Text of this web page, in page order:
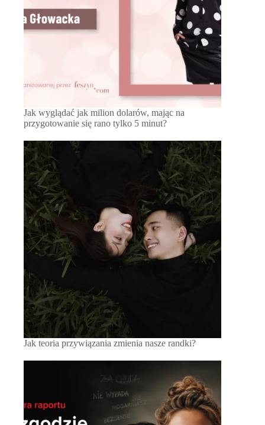
Jak wyglądać jak milion dolarów, mając na
przygotowanie się rano tylko 5 minut?
Jak teoria przywiązania zmienia nasze randki?